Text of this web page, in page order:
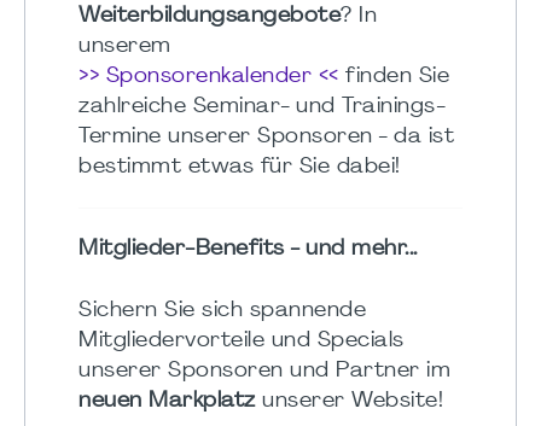
Weiterbildungsangebote? In
unserem
>> Sponsorenkalender << finden Sie
zahlreiche Seminar- und Trainings-
Termine unserer Sponsoren - da ist
bestimmt etwas für Sie dabei!
Mitglieder-Benefits - und mehr...
Sichern Sie sich spannende
Mitgliedervorteile und Specials
unserer Sponsoren und Partner im
neuen Markplatzunserer Website!